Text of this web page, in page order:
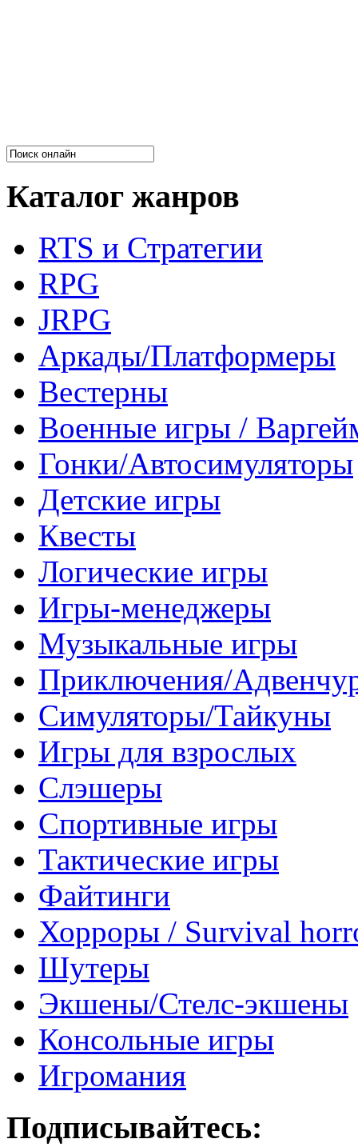
Каталог жанров
RTS и Стратегии
RPG
JRPG
Аркады/Платформеры
Вестерны
Военные игры /
Гонки/Автосимуляторы
Детские игры
Квесты
Логические игры
Игры-менеджеры
Музыкальные игры
Приключения/
Симуляторы/Тайкуны
Игры для взрослых
Слэшеры
Спортивные игры
Тактические игры
Файтинги
Хорроры / Survival
Шутеры
Экшены/Стелс-экшены
Консольные игры
Игромания
Подписывайтесь: